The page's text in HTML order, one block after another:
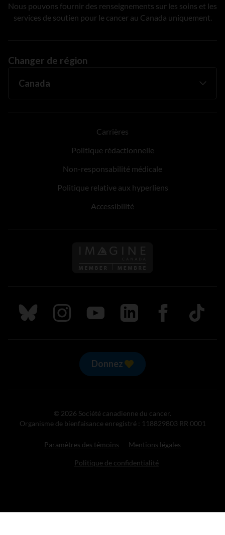
Nous pouvons fournir des renseignements sur les soins et les
services de soutien pour le cancer au Canada uniquement.
Changer de région
Carrières
Politique rédactionnelle
Non-responsabilité médicale
Politique relative aux hyperliens
Accessibilité
Suivez nous sur Bluesky
Suivez nous sur Instagram
Suivez nous sur Youtube
Suivez nous sur LinkedIn
Suivez nous sur
TikTok
Donnez
© 2026 Société canadienne du cancer.
Organisme de bienfaisance enregistré : 118829803 RR 0001
Paramètres des témoins Mentions légales
Politique de confidentialité